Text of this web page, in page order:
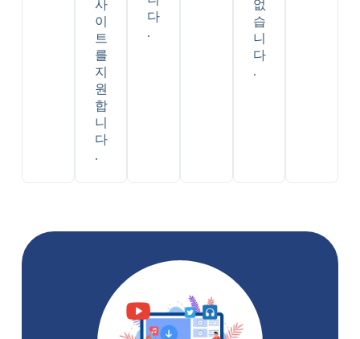
사
이
트
를
지
원
합
니
다
.
다
.
없
습
니
다
.